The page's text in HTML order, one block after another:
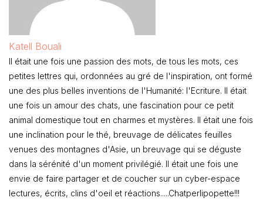
Katell Bouali
Il était une fois une passion des mots, de tous les mots, ces
petites lettres qui, ordonnées au gré de l'inspiration, ont formé
une des plus belles inventions de l'Humanité: l'Ecriture. Il était
une fois un amour des chats, une fascination pour ce petit
animal domestique tout en charmes et mystères. Il était une fois
une inclination pour le thé, breuvage de délicates feuilles
venues des montagnes d'Asie, un breuvage qui se déguste
dans la sérénité d'un moment privilégié. Il était une fois une
envie de faire partager et de coucher sur un cyber-espace
lectures, écrits, clins d'oeil et réactions.....Chatperlipopette!!!